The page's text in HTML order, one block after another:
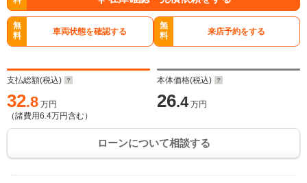
無
料
車両状態を確認する
無
料
来店予約をする
支払総額(税込)
32.8 万円
（諸費用6.4万円含む）
本体価格(税込)
26.4万円
ローンについて相談する